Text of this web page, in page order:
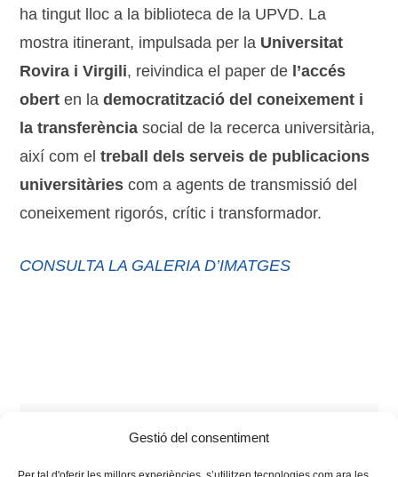
Gestió del consentiment
ha tingut lloc a la biblioteca de la UPVD. La
mostra itinerant, impulsada per la Universitat
Rovira i Virgili, reivindica el paper de l’accés
obert en lademocratització del coneixement i
la transferència social de la recerca universitària,
així com eltreball dels serveis de publicacions
universitàries com a agents de transmissió del
coneixement rigorós, crític i transformador.
CONSULTA LA GALERIA D’IMATGES
Universitat de Perpinyà Via Domitia